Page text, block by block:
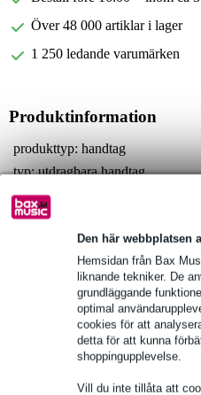
Den här webbplatsen
Hemsidan från Bax
liknande tekniker. De
grundläggande
optimal
cookies för att
detta för att kunna
shoppingupplevelse.
Vill du inte tillåta att
Över 48 000 artiklar i lager
1 250 ledande varumärken
Produktinformation
produkttyp: handtag
typ: utdragbara handtag
förlängningar: 1
Fullständiga specifikationer
Se även (1)